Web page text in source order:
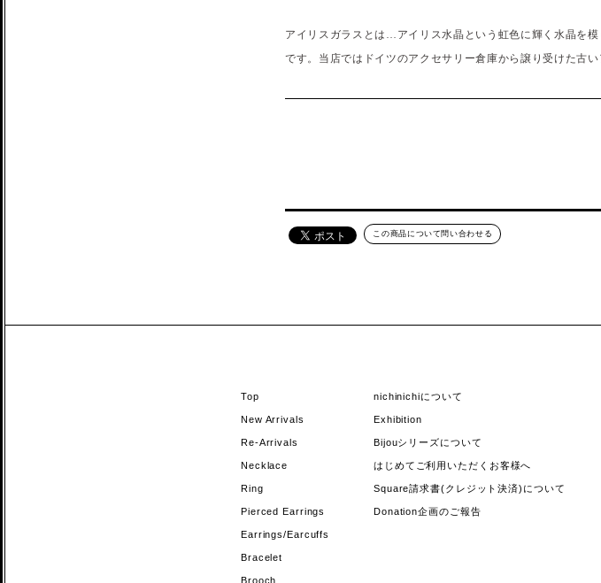
アイリスガラスとは…アイリス水晶という虹色に輝く水晶を
です。当店ではドイツのアクセサリー倉庫から譲り受けた古
この商品について問い合わせる
Top
New Arrivals
Re-Arrivals
Necklace
Ring
Pierced Earrings
Earrings/Earcuffs
Bracelet
Brooch
nichinichiについて
Exhibition
Bijouシリーズについて
はじめてご利用いただくお客様へ
Square請求書(クレジット決済)について
Donation企画のご報告